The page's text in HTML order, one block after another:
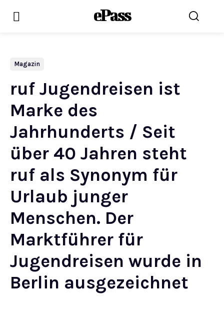
ePass
Magazin
ruf Jugendreisen ist
Marke des
Jahrhunderts / Seit
über 40 Jahren steht
ruf als Synonym für
Urlaub junger
Menschen. Der
Marktführer für
Jugendreisen wurde in
Berlin ausgezeichnet